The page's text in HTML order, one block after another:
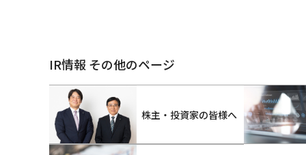
IR情報 その他のページ
株主・投資家の皆様へ